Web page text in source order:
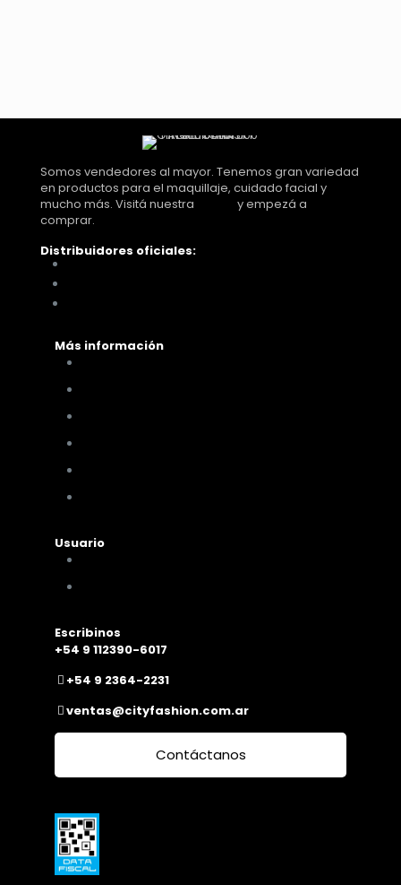
Somos vendedores al mayor. Tenemos gran variedad
en productos para el maquillaje, cuidado facial y
mucho más. Visitá nuestra
y empezá a
comprar.
Distribuidores oficiales:
Más información
Usuario
Escribinos
+54 9 112390-6017
+54 9 2364-2231
ventas@cityfashion.com.ar
Contáctanos